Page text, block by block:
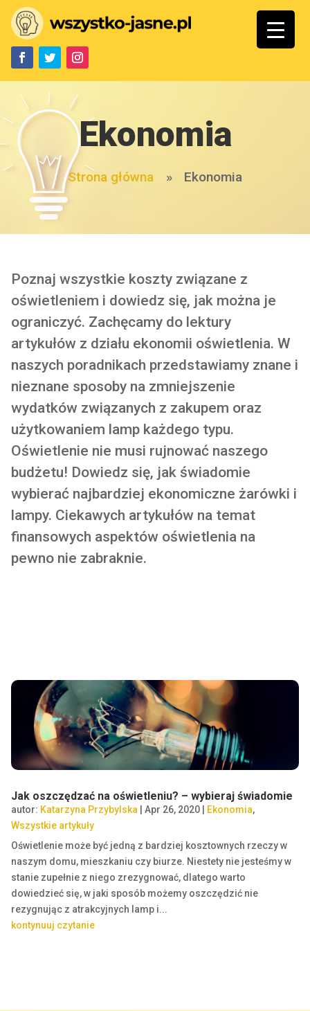
Ekonomia
Strona główna » Ekonomia
Poznaj wszystkie koszty związane z
oświetleniem i dowiedz się, jak można je
ograniczyć. Zachęcamy do lektury
artykułów z działu ekonomii oświetlenia. W
naszych poradnikach przedstawiamy znane i
nieznane sposoby na zmniejszenie
wydatków związanych z zakupem oraz
użytkowaniem lamp każdego typu.
Oświetlenie nie musi rujnować naszego
budżetu! Dowiedz się, jak świadomie
wybierać najbardziej ekonomiczne żarówki i
lampy. Ciekawych artykułów na temat
finansowych aspektów oświetlenia na
pewno nie zabraknie.
Jak oszczędzać na oświetleniu? – wybieraj świadomie
autor: Katarzyna Przybylska Apr 26, 2020| Ekonomia,
Wszystkie artykuły
Oświetlenie może być jedną z bardziej kosztownych rzeczy w
naszym domu, mieszkaniu czy biurze. Niestety nie jesteśmy w
stanie zupełnie z niego zrezygnować, dlatego warto
dowiedzieć się, w jaki sposób możemy oszczędzić nie
rezygnując z atrakcyjnych lamp i...
kontynuuj czytanie